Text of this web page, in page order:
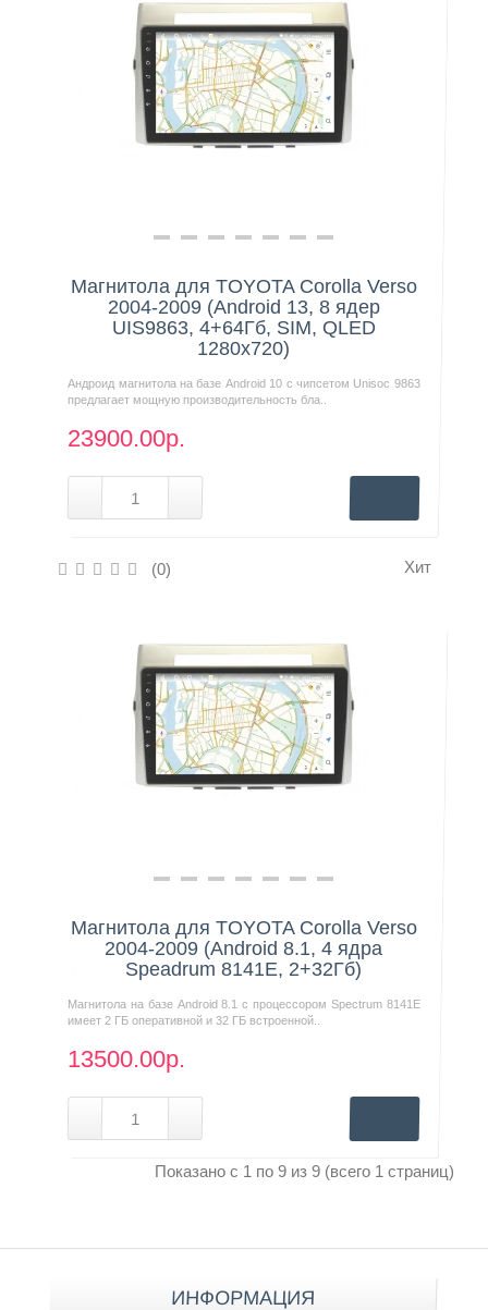
Нашли дешевле?
Магнитола для TOYOTA Corolla Verso
2004-2009 (Android 13, 8 ядер
UIS9863, 4+64Гб, SIM, QLED
1280x720)
Андроид магнитола на базе Android 10 с чипсетом Unisoc 9863
предлагает мощную производительность бла..
23900.00р.
(0) Хит
Нашли дешевле?
Магнитола для TOYOTA Corolla Verso
2004-2009 (Android 8.1, 4 ядра
Speadrum 8141E, 2+32Гб)
Магнитола на базе Android 8.1 с процессором Spectrum 8141E
имеет 2 ГБ оперативной и 32 ГБ встроенной..
13500.00р.
Показано с 1 по 9 из 9 (всего 1 страниц)
ИНФОРМАЦИЯ